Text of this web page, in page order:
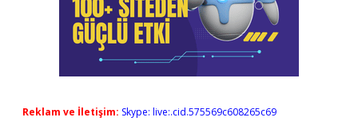
Reklam ve İletişim: Skype: live:.cid.575569c608265c69